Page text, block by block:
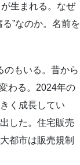
生まれる。なぜ
”なのか。名前を
のもいる。昔から
わる。2024年の
く成長してい
した。住宅販売
都市は販売規制